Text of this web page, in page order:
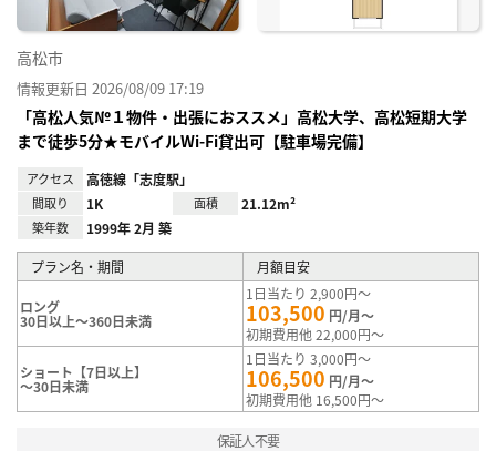
高松市
情報更新日 2026/08/09 17:19
「高松人気№１物件・出張におススメ」高松大学、高松短期大学
まで徒歩5分★モバイルWi-Fi貸出可【駐車場完備】
アクセス 高徳線「志度駅」
間取り 1K 面積 21.12m²
築年数 1999年 2月 築
プラン名・期間 月額目安
ロング
30日以上～360日未満
1日当たり 2,900円～
103,500 円/月～
初期費用他 22,000円～
ショート【7日以上】
～30日未満
1日当たり 3,000円～
106,500 円/月～
初期費用他 16,500円～
保証人不要